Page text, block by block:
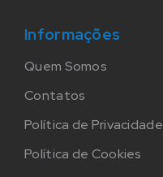
Informações
Quem Somos
Contatos
Política de Privacidade
Política de Cookies